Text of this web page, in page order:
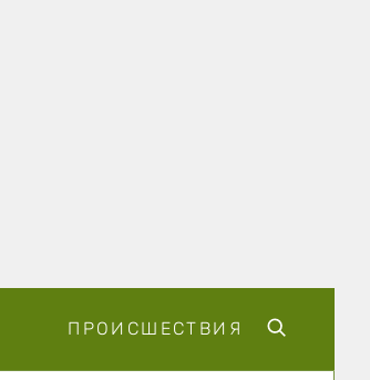
ПРОИСШЕСТВИЯ